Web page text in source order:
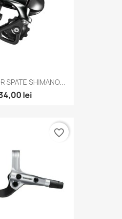
SPATE SHIMANO...
lei
favorite_border